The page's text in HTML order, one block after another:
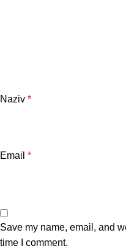
Naziv *
Email *
Save my name, email, and
time I comment.